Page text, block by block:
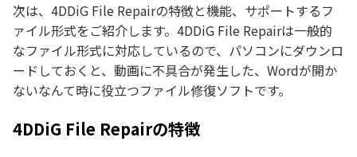
次は、4DDiG File Repairの特徴と機能、サポートするフ
ァイル形式をご紹介します。4DDiG File Repairは一般的
なファイル形式に対応しているので、パソコンにダウンロ
ードしておくと、動画に不具合が発生した、Wordが開か
ないなんて時に役立つファイル修復ソフトです。
4DDiG File Repairの特徴